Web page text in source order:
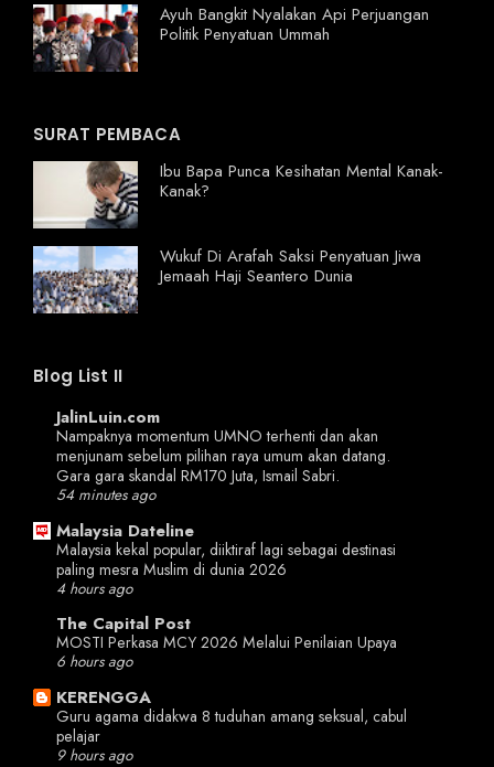
Ayuh Bangkit Nyalakan Api Perjuangan
Politik Penyatuan Ummah
SURAT PEMBACA
Ibu Bapa Punca Kesihatan Mental Kanak-
Kanak?
Wukuf Di Arafah Saksi Penyatuan Jiwa
Jemaah Haji Seantero Dunia
Blog List II
JalinLuin.com
Nampaknya momentum UMNO terhenti dan akan
menjunam sebelum pilihan raya umum akan datang.
Gara gara skandal RM170 Juta, Ismail Sabri.
54 minutes ago
Malaysia Dateline
Malaysia kekal popular, diiktiraf lagi sebagai destinasi
paling mesra Muslim di dunia 2026
4 hours ago
The Capital Post
MOSTI Perkasa MCY 2026 Melalui Penilaian Upaya
6 hours ago
KERENGGA
Guru agama didakwa 8 tuduhan amang seksual, cabul
pelajar
9 hours ago